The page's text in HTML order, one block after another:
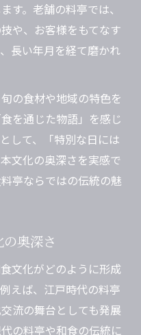
す。老舗の料亭では、
や、お客様をもてなす
長い年月を経て磨かれ
の食材や地域の特色を
を通じた物語」を感じ
して、「特別な日には
文化の奥深さを実感で
亭ならではの伝統の魅
奥深さ
文化がどのように形成
えば、江戸時代の料亭
流の舞台としても発展
の料亭や和食の伝統に